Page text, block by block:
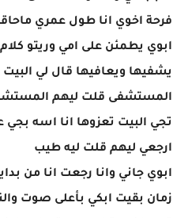
فرحة اخوي انا طول عمري
ابوي يطمئن على امي وريتو كلام
يشفيها ويعافيها قال لي
المستشفى قلت ليهم
تجي البيت تعزوها انا اسه
ارجعي ليهم قلت ليه طيب
ابوي جاني وانا رجعت انا من
زمان بقيت ابكي بأعلى صوت